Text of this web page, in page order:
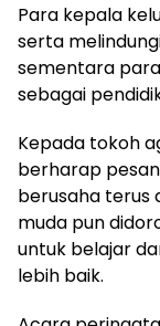
Para kepala
serta
sementara
sebagai
Kepada tokoh
berharap
berusaha terus
muda pun
untuk belajar
lebih baik.